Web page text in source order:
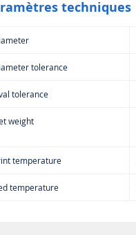
techniques
tolerance
tolerance
weight
temperature
temperature